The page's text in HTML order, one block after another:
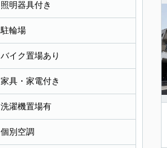
照明器具付き
駐輪場
バイク置場あり
家具・家電付き
洗濯機置場有
個別空調